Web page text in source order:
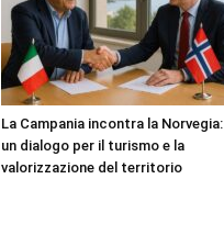
La Campania incontra la Norvegia:
un dialogo per il turismo e la
valorizzazione del territorio